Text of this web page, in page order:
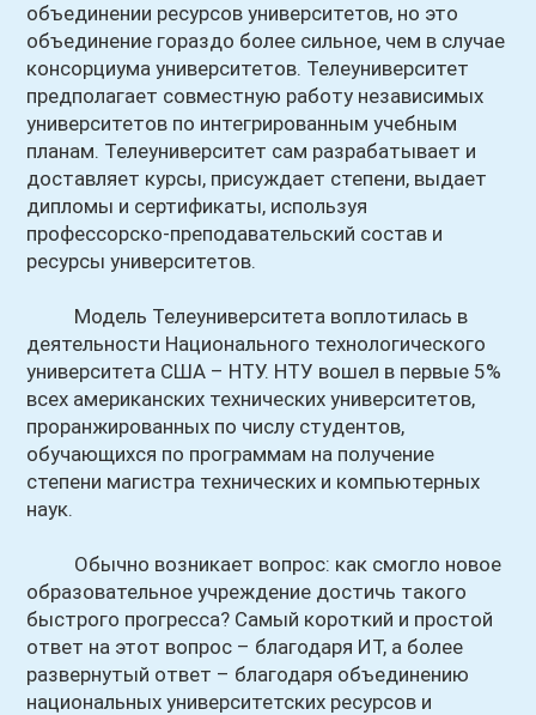
объединении ресурсов университетов, но это
объединение гораздо более сильное, чем в случае
консорциума университетов. Телеуниверситет
предполагает совместную работу независимых
университетов по интегрированным учебным
планам. Телеуниверситет сам разрабатывает и
доставляет курсы, присуждает степени, выдает
дипломы и сертификаты, используя
профессорско-преподавательский состав и
ресурсы университетов.
Модель Телеуниверситета воплотилась в
деятельности Национального технологического
университета США – НТУ. НТУ вошел в первые 5%
всех американских технических университетов,
проранжированных по числу студентов,
обучающихся по программам на получение
степени магистра технических и компьютерных
наук.
Обычно возникает вопрос: как смогло новое
образовательное учреждение достичь такого
быстрого прогресса? Самый короткий и простой
ответ на этот вопрос – благодаря ИТ, а более
развернутый ответ – благодаря объединению
национальных университетских ресурсов и